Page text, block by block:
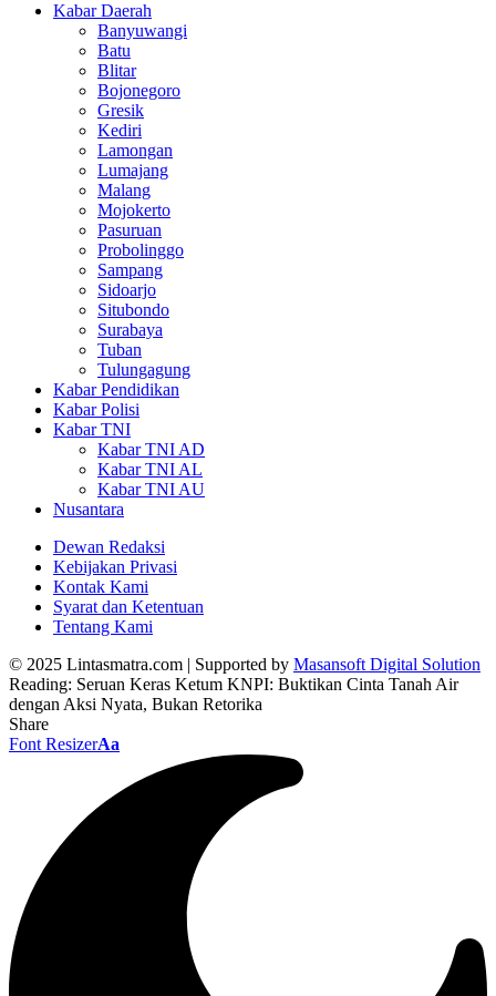
Kabar Daerah
Banyuwangi
Batu
Blitar
Bojonegoro
Gresik
Kediri
Lamongan
Lumajang
Malang
Mojokerto
Pasuruan
Probolinggo
Sampang
Sidoarjo
Situbondo
Surabaya
Tuban
Tulungagung
Kabar Pendidikan
Kabar Polisi
Kabar TNI
Kabar TNI AD
Kabar TNI AL
Kabar TNI AU
Nusantara
Dewan Redaksi
Kebijakan Privasi
Kontak Kami
Syarat dan Ketentuan
Tentang Kami
© 2025 Lintasmatra.com | Supported by Masansoft Digital Solution
Reading: ‎Seruan Keras Ketum KNPI: Buktikan Cinta Tanah Air
dengan Aksi Nyata, Bukan Retorika
Share
Font ResizerAa